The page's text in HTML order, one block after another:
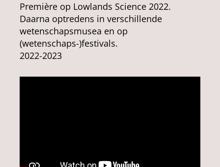
Première op Lowlands Science 2022.
Daarna optredens in verschillende
wetenschapsmusea en op
(wetenschaps-)festivals.
2022-2023